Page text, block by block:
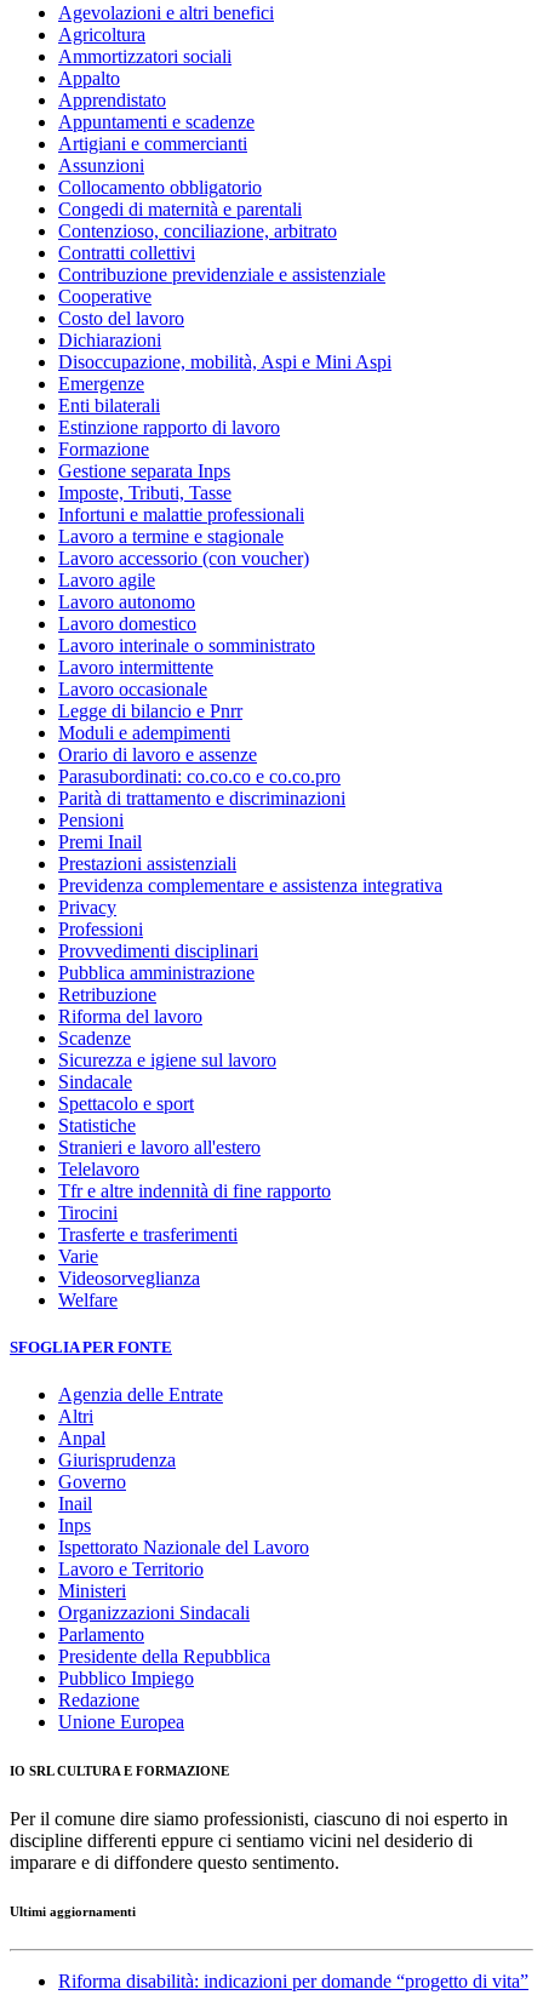
Agevolazioni e altri benefici
Agricoltura
Ammortizzatori sociali
Appalto
Apprendistato
Appuntamenti e scadenze
Artigiani e commercianti
Assunzioni
Collocamento obbligatorio
Congedi di maternità e parentali
Contenzioso, conciliazione, arbitrato
Contratti collettivi
Contribuzione previdenziale e assistenziale
Cooperative
Costo del lavoro
Dichiarazioni
Disoccupazione, mobilità, Aspi e Mini Aspi
Emergenze
Enti bilaterali
Estinzione rapporto di lavoro
Formazione
Gestione separata Inps
Imposte, Tributi, Tasse
Infortuni e malattie professionali
Lavoro a termine e stagionale
Lavoro accessorio (con voucher)
Lavoro agile
Lavoro autonomo
Lavoro domestico
Lavoro interinale o somministrato
Lavoro intermittente
Lavoro occasionale
Legge di bilancio e Pnrr
Moduli e adempimenti
Orario di lavoro e assenze
Parasubordinati: co.co.co e co.co.pro
Parità di trattamento e discriminazioni
Pensioni
Premi Inail
Prestazioni assistenziali
Previdenza complementare e assistenza integrativa
Privacy
Professioni
Provvedimenti disciplinari
Pubblica amministrazione
Retribuzione
Riforma del lavoro
Scadenze
Sicurezza e igiene sul lavoro
Sindacale
Spettacolo e sport
Statistiche
Stranieri e lavoro all'estero
Telelavoro
Tfr e altre indennità di fine rapporto
Tirocini
Trasferte e trasferimenti
Varie
Videosorveglianza
Welfare
SFOGLIA PER FONTE
Agenzia delle Entrate
Altri
Anpal
Giurisprudenza
Governo
Inail
Inps
Ispettorato Nazionale del Lavoro
Lavoro e Territorio
Ministeri
Organizzazioni Sindacali
Parlamento
Presidente della Repubblica
Pubblico Impiego
Redazione
Unione Europea
IO SRL CULTURA E FORMAZIONE
Per il comune dire siamo professionisti, ciascuno di noi esperto in
discipline differenti eppure ci sentiamo vicini nel desiderio di
imparare e di diffondere questo sentimento.
Ultimi aggiornamenti
Riforma disabilità: indicazioni per domande “progetto di vita”